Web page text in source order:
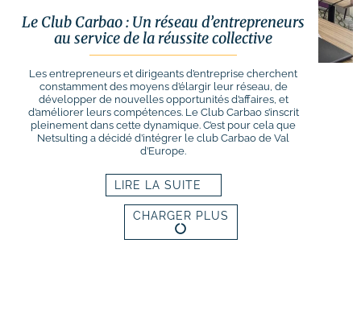
Le Club Carbao : Un réseau d’entrepreneurs
au service de la réussite collective
Les entrepreneurs et dirigeants d’entreprise cherchent
constamment des moyens d’élargir leur réseau, de
développer de nouvelles opportunités d’affaires, et
d’améliorer leurs compétences. Le Club Carbao s’inscrit
pleinement dans cette dynamique. C’est pour cela que
Netsulting a décidé d’intégrer le club Carbao de Val
d’Europe.
LIRE LA SUITE
CHARGER PLUS